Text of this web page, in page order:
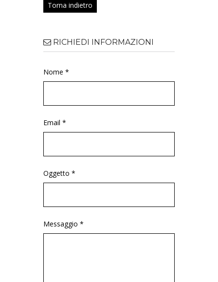
Torna indietro
RICHIEDI INFORMAZIONI
Nome *
Email *
Oggetto *
Messaggio *